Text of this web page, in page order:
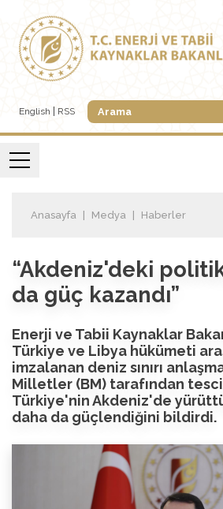
English RSS
Anasayfa Medya Haberler
“Akdeniz'deki
da güç kazandı”
Enerji ve Tabii Kaynaklar
Türkiye ve Libya hükümeti
imzalanan deniz sınırı
Milletler (BM) tarafından
Türkiye'nin Akdeniz'de
daha da güçlendiğini bildirdi.